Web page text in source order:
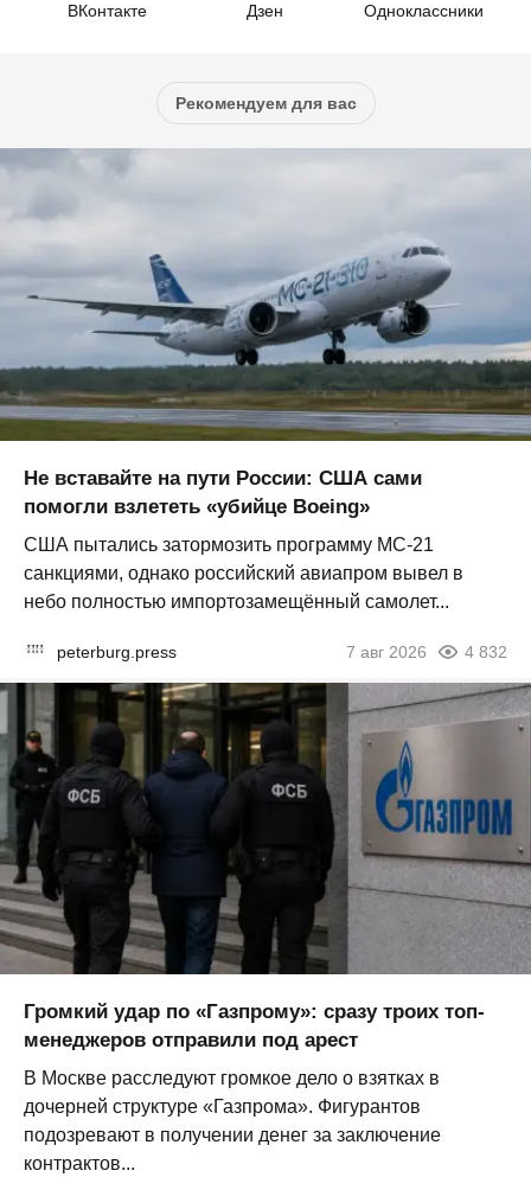
ВКонтакте Дзен Одноклассники
Рекомендуем для вас
Не вставайте на пути России: США сами
помогли взлететь «убийце Boeing»
США пытались затормозить программу МС-21
санкциями, однако российский авиапром вывел в
небо полностью импортозамещённый самолет...
peterburg.press 7 авг 2026 4 832
Громкий удар по «Газпрому»: сразу троих топ-
менеджеров отправили под арест
В Москве расследуют громкое дело о взятках в
дочерней структуре «Газпрома». Фигурантов
подозревают в получении денег за заключение
контрактов...